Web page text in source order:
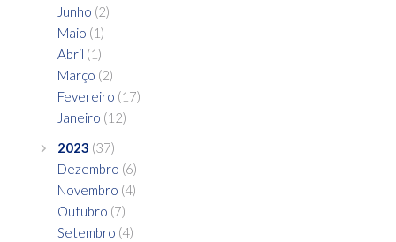
Junho (2)
Maio (1)
Abril (1)
Março (2)
Fevereiro (17)
Janeiro (12)
2023 (37)
Dezembro (6)
Novembro (4)
Outubro (7)
Setembro (4)